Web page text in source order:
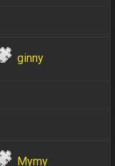
ginny
Mymy